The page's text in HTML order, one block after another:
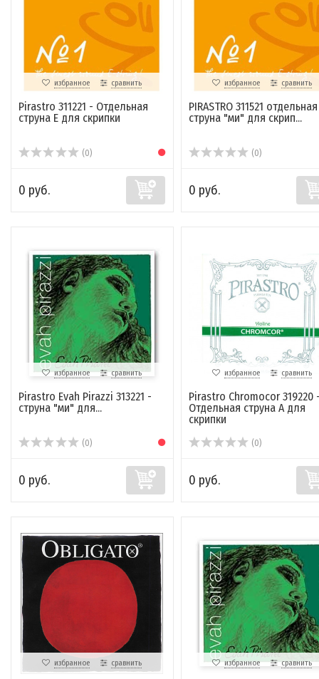
избранное сравнить
Pirastro 311221 - Отдельная
струна E для скрипки
(0)
0 руб.
избранное сравнить
PIRASTRO 311521 отдельная
струна "ми" для скрип...
(0)
0 руб.
избранное сравнить
Pirastro Evah Pirazzi 313221 -
струна "ми" для...
(0)
0 руб.
избранное сравнить
Pirastro Chromocor 319220
Отдельная струна A для
скрипки
(0)
0 руб.
избранное сравнить избранное сравнить